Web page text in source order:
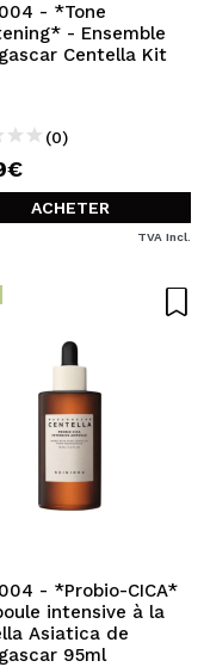
- *Tone
- Ensemble
Centella Kit
(0)
ACHETER
TVA Incl.
- *Probio-CICA*
intensive à la
Asiatica de
95ml